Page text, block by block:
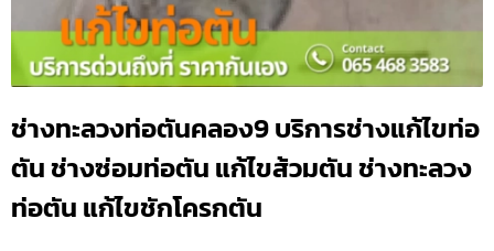
ช่างทะลวงท่อตันคลอง9 บริการช่างแก้ไขท่อ
ตัน ช่างซ่อมท่อตัน แก้ไขส้วมตัน ช่างทะลวง
ท่อตัน แก้ไขชักโครกตัน